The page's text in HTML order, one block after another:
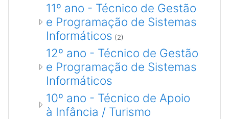
11º ano - Técnico de Gestão
e Programação de Sistemas
Informáticos (2)
12º ano - Técnico de Gestão
e Programação de Sistemas
Informáticos
10º ano - Técnico de Apoio
à Infância / Turismo